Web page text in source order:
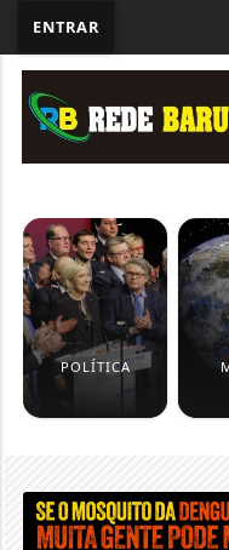
ENTRAR
POLÍTICA